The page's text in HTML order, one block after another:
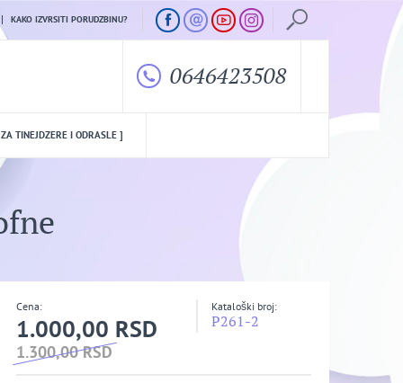
KAKO IZVRSITI PORUDZBINU?
0646423508
TINEJDZERE I ODRASLE ]
Cena:
1.000,00 RSD
1.300,00 RSD
Kataloški broj:
P261-2